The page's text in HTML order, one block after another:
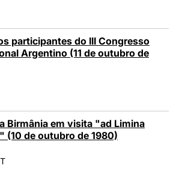
participantes do III Congresso
Argentino (11 de outubro de
Birmânia em visita "ad Limina
(10 de outubro de 1980)